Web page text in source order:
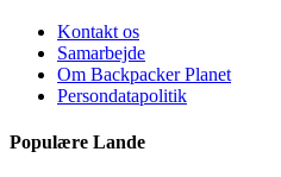
Kontakt os
Samarbejde
Om Backpacker Planet
Persondatapolitik
Populære Lande